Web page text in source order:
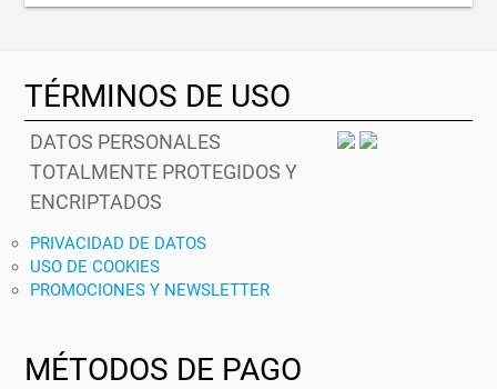
TÉRMINOS DE USO
DATOS PERSONALES
TOTALMENTE PROTEGIDOS Y
ENCRIPTADOS
PRIVACIDAD DE DATOS
USO DE COOKIES
PROMOCIONES Y NEWSLETTER
MÉTODOS DE PAGO